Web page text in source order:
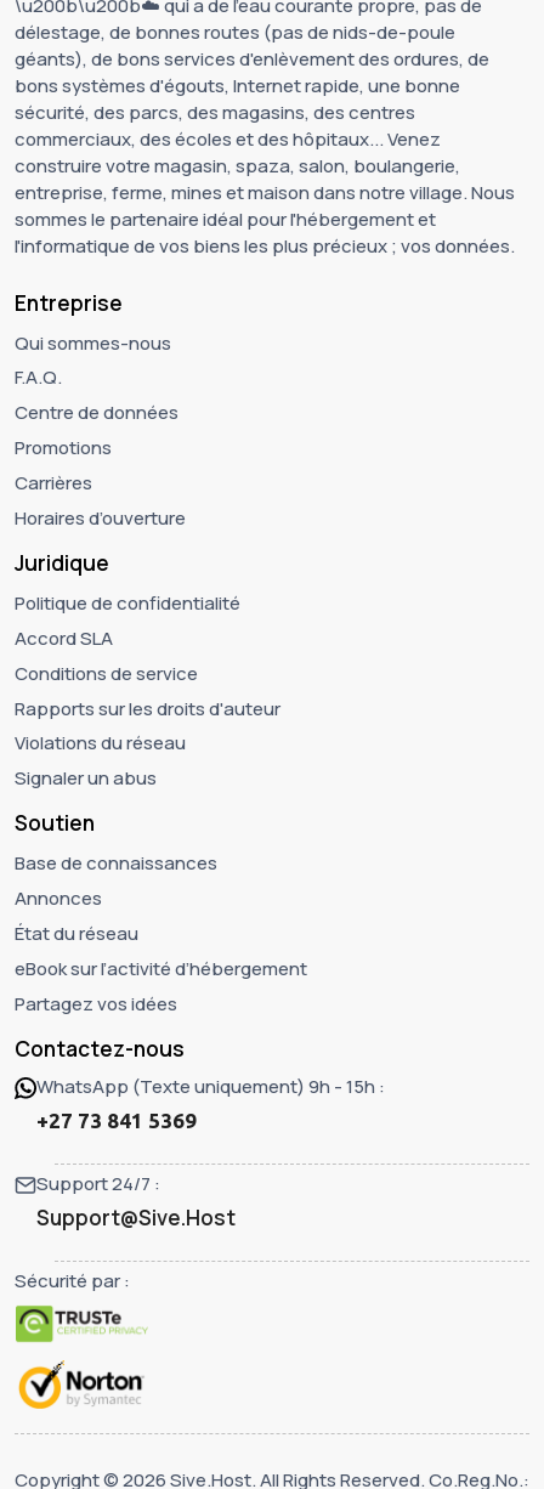
délestage, de bonnes routes (pas de nids-de-poule
géants), de bons services d'enlèvement des ordures, de
bons systèmes d'égouts, Internet rapide, une bonne
sécurité, des parcs, des magasins, des centres
commerciaux, des écoles et des hôpitaux... Venez
construire votre magasin, spaza, salon, boulangerie,
entreprise, ferme, mines et maison dans notre village. Nous
sommes le partenaire idéal pour l'hébergement et
l'informatique de vos biens les plus précieux ; vos données.
Entreprise
Qui sommes-nous
F.A.Q.
Centre de données
Promotions
Carrières
Horaires d’ouverture
Juridique
Politique de confidentialité
Accord SLA
Conditions de service
Rapports sur les droits d'auteur
Violations du réseau
Signaler un abus
Soutien
Base de connaissances
Annonces
État du réseau
eBook sur l’activité d’hébergement
Partagez vos idées
Contactez-nous
WhatsApp (Texte uniquement) 9h - 15h :
+27 73 841 5369
Support 24/7 :
Support@Sive.Host
Sécurité par :
Copyright © 2026 Sive.Host. All Rights Reserved. Co.Reg.No.: